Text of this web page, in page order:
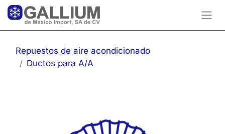
Repuestos de aire acondicionado
Ductos para A/A